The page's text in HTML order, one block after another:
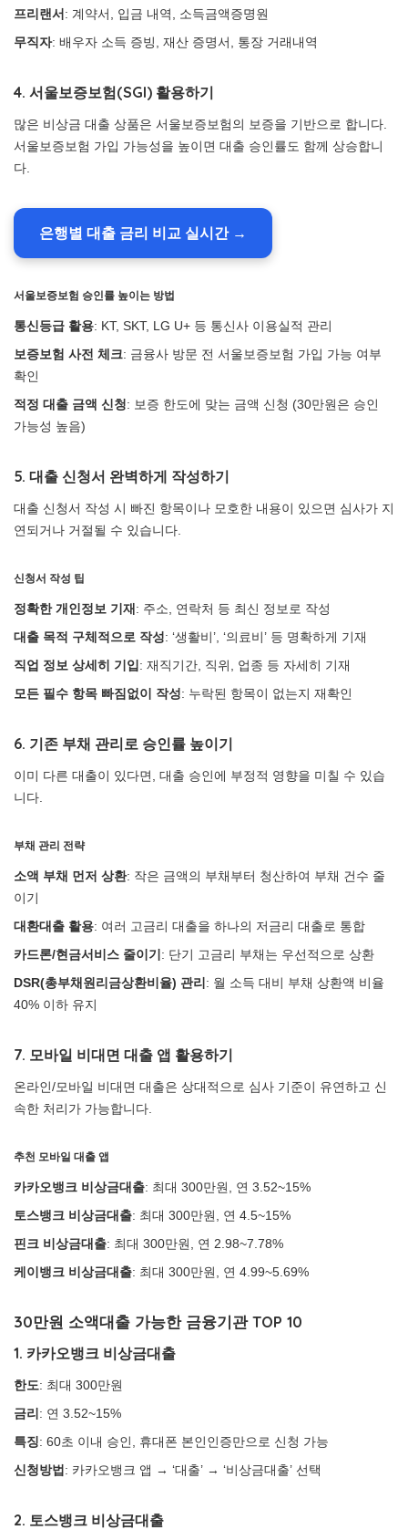
프리랜서 : 계약서, 입금 내역, 소득금액증명원
무직자: 배우자 소득 증빙, 재산 증명서, 통장 거래내역
4. 서울보증보험(SGI) 활용하기
많은 비상금 대출 상품은 서울보증보험의 보증을 기반으로 합니다.
서울보증보험 가입 가능성을 높이면 대출 승인률도 함께 상승합니
다.
은행별 대출 금리 비교 실시간 →
서울보증보험 승인률 높이는 방법
통신등급 활용: KT, SKT, LG U+ 등 통신사 이용실적 관리
보증보험 사전 체크: 금융사 방문 전 서울보증보험 가입 가능 여부
확인
적정 대출 금액 신청: 보증 한도에 맞는 금액 신청 (30만원은 승인
가능성 높음)
5. 대출 신청서 완벽하게 작성하기
대출 신청서 작성 시 빠진 항목이나 모호한 내용이 있으면 심사가 지
연되거나 거절될 수 있습니다.
신청서 작성 팁
정확한 개인정보 기재 : 주소, 연락처 등 최신 정보로 작성
대출 목적 구체적으로 작성: ‘생활비’, ‘의료비’ 등 명확하게 기재
직업 정보 상세히 기입 : 재직기간, 직위, 업종 등 자세히 기재
모든 필수 항목 빠짐없이 작성: 누락된 항목이 없는지 재확인
6. 기존 부채 관리로 승인률 높이기
이미 다른 대출이 있다면, 대출 승인에 부정적 영향을 미칠 수 있습
니다.
부채 관리 전략
소액 부채 먼저 상환: 작은 금액의 부채부터 청산하여 부채 건수 줄
이기
대환대출 활용: 여러 고금리 대출을 하나의 저금리 대출로 통합
카드론/현금서비스 줄이기 : 단기 고금리 부채는 우선적으로 상환
DSR(총부채원리금상환비율) 관리 : 월 소득 대비 부채 상환액 비율
40% 이하 유지
7. 모바일 비대면 대출 앱 활용하기
온라인/모바일 비대면 대출은 상대적으로 심사 기준이 유연하고 신
속한 처리가 가능합니다.
추천 모바일 대출 앱
카카오뱅크 비상금대출: 최대 300만원, 연 3.52~15%
토스뱅크 비상금대출: 최대 300만원, 연 4.5~15%
핀크 비상금대출: 최대 300만원, 연 2.98~7.78%
케이뱅크 비상금대출: 최대 300만원, 연 4.99~5.69%
30만원 소액대출 가능한 금융기관 TOP 10
1. 카카오뱅크 비상금대출
한도: 최대 300만원
금리 : 연 3.52~15%
특징: 60초 이내 승인, 휴대폰 본인인증만으로 신청 가능
신청방법 : 카카오뱅크 앱 → ‘대출’ → ‘비상금대출’ 선택
2. 토스뱅크 비상금대출